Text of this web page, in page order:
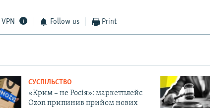
Follow us Print
СУСПІЛЬСТВО
«Крим – не Росія»: маркетплейс
Ozon припинив прийом нових